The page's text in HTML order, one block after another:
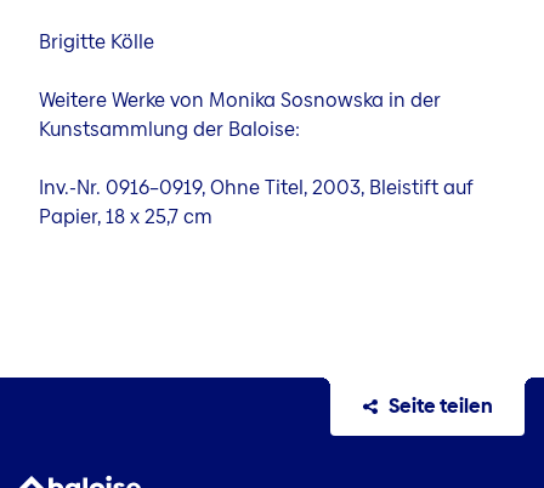
Brigitte Kölle
Weitere Werke von Monika Sosnowska in der
Kunstsammlung der Baloise:
Inv.-Nr. 0916–0919, Ohne Titel, 2003, Bleistift auf
Papier, 18 x 25,7 cm
Seite teilen